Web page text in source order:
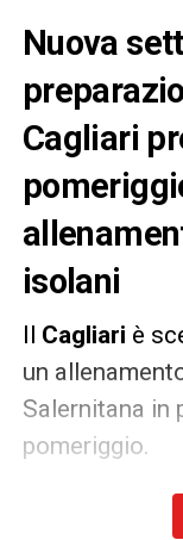
Nuova
Cagliari
isolani
Il Cagliari è
un
Salernitana in
pomeriggio.
Come